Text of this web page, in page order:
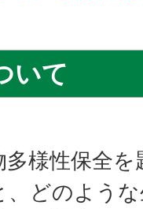
いて
様性保全
どのよう